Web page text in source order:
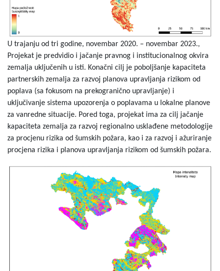
U trajanju od tri godine, novembar 2020. – novembar 2023.,
Projekat je predvidio i jačanje pravnog i institucionalnog okvira
zemalja uključenih u isti. Konačni cilj je poboljšanje kapaciteta
partnerskih zemalja za razvoj planova upravljanja rizikom od
poplava (sa fokusom na prekogranično upravljanje) i
uključivanje sistema upozorenja o poplavama u lokalne planove
za vanredne situacije. Pored toga, projekat ima za cilj jačanje
kapaciteta zemalja za razvoj regionalno usklađene metodologije
za procjenu rizika od šumskih požara, kao i za razvoj i ažuriranje
procjena rizika i planova upravljanja rizikom od šumskih požara.